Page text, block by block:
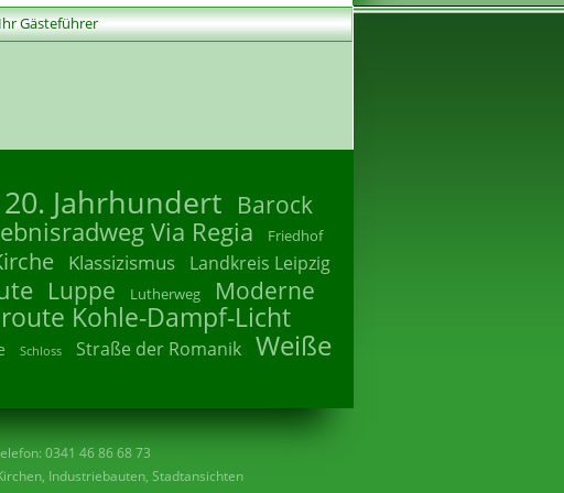
Gästeführer
20. Jahrhundert Barock
Via Regia Friedhof
Klassizismus Landkreis Leipzig
Luppe Lutherweg Moderne
Kohle-Dampf-Licht
Schloss Straße der Romanik Weiße
0341 46 86 68 73
Industriebauten, Stadtansichten